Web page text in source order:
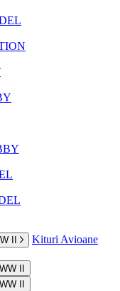
II
Kituri Avioane
II
II